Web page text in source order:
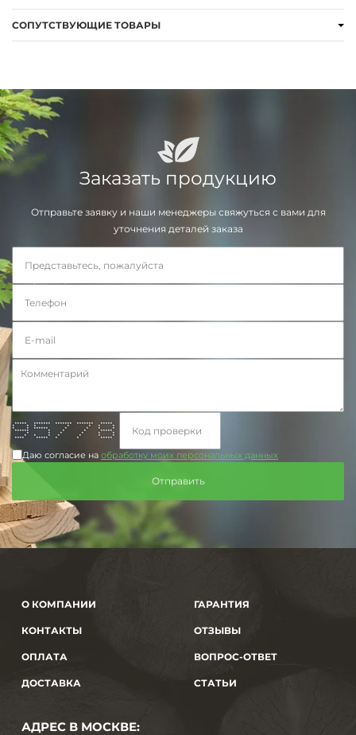
СОПУТСТВУЮЩИЕ ТОВАРЫ
Заказать продукцию
Отправьте заявку и наши менеджеры свяжуться с вами для
уточнения деталей заказа
***** ******* ******* ******* *****
* * * * * * *
* * ****** * * * *
****** * * * *****
* * * * * *
* * * * * * *
**** ***** * * *****
Даю согласие на обработку моих персональных данных
О КОМПАНИИ
КОНТАКТЫ
ОПЛАТА
ДОСТАВКА
ГАРАНТИЯ
ОТЗЫВЫ
ВОПРОС-ОТВЕТ
СТАТЬИ
АДРЕС В МОСКВЕ: